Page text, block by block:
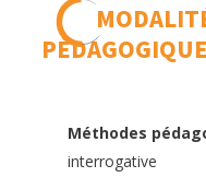
Méthodes
interrogative